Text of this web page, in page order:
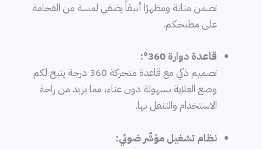
تضمن متانة ومظهرًا أنيقاً يضفي لمسة من الفخامة
على مطبخكم.
قاعدة دوارة 360°:
تصميم ذكي مع قاعدة متحركة 360 درجة يتيح لكم
وضع الغلاية بسهولة دون عناء، مما يزيد من راحة
الاستخدام والتنقل بها.
نظام تشغيل مؤشّر ضوئي: